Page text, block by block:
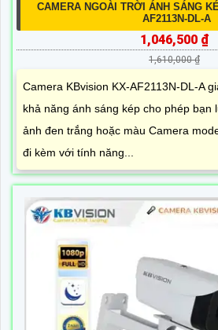
CAMERA NGOÀI TRỜI ÁNH SÁNG
AF2113N-DL-A
1,046,500 ₫
1,610,000 ₫
Camera KBvision KX-AF2113N-DL-A
khả năng ánh sáng kép cho phép bạn
ảnh đen trắng hoặc màu Camera
đi kèm với tính năng...